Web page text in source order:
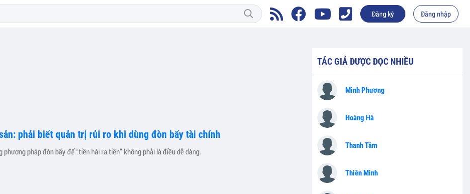
Đăng ký Đăng nhập
phải biết quản trị rủi ro khi dùng đòn bẩy tài chính
pháp đòn bẩy để “tiền hái ra tiền” không phải là điều dễ dàng.
TÁC GIẢ ĐƯỢC ĐỌC NHIỀU
Minh Phương
Hoàng Hà
Thanh Tâm
Thiên Minh